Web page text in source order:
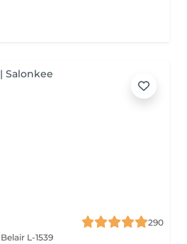
290
Belair L-1539